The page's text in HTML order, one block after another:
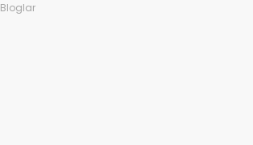
Bloglar